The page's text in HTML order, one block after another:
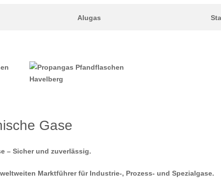
Alugas
Gase
– Sicher und zuverlässig.
Marktführer für Industrie-, Prozess- und Spezialgase.